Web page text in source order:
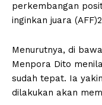
perkembangan
inginkan juara
Menurutnya, di
Menpora Dito
sudah tepat. Ia
dilakukan akan